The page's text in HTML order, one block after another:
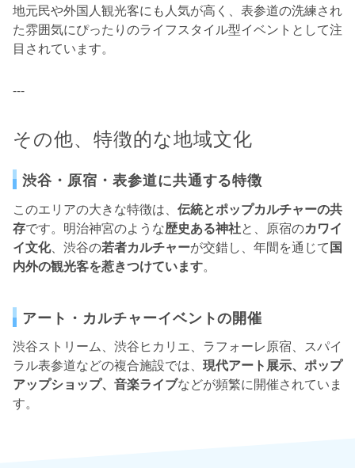
地元民や外国人観光客にも人気が高く、表参道の洗練され
た雰囲気にぴったりのライフスタイル型イベントとして注
目されています。
---
その他、特徴的な地域文化
渋谷・原宿・表参道に共通する特徴
このエリアの大きな特徴は、 伝統とポップカルチャーの共
存です。明治神宮のような歴史ある神社と、原宿のカワイ
イ文化、渋谷の若者カルチャーが交錯し、年間を通じて国
内外の観光客を惹きつけています。
アート・カルチャーイベントの開催
渋谷ストリーム、渋谷ヒカリエ、ラフォーレ原宿、スパイ
ラル表参道などの複合施設では、 現代アート展示、ポップ
アップショップ、音楽ライブなどが頻繁に開催されていま
す。